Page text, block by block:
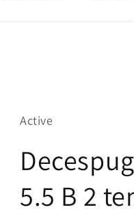
Active
5.5 B 2